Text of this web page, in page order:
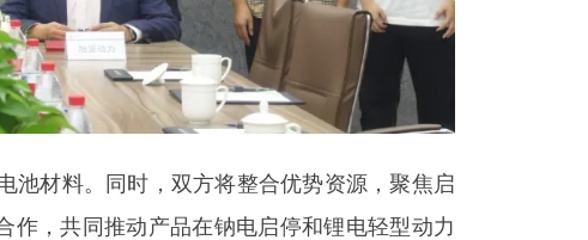
池材料。同时，双方将整合优势资源，聚焦启
作，共同推动产品在钠电启停和锂电轻型动力